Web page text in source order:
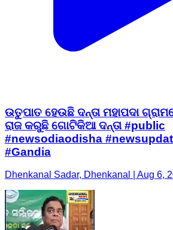
ଉତୁପାତ ହେଉଛି ଦନ୍ତା ମହାପଦା
ରାଜ କରୁଛି ଗୋଟିକିଆ ଦନ୍ତା #public
#newsodiaodisha
#Gandia
Dhenkanal Sadar, Dhenkanal | Aug 6,